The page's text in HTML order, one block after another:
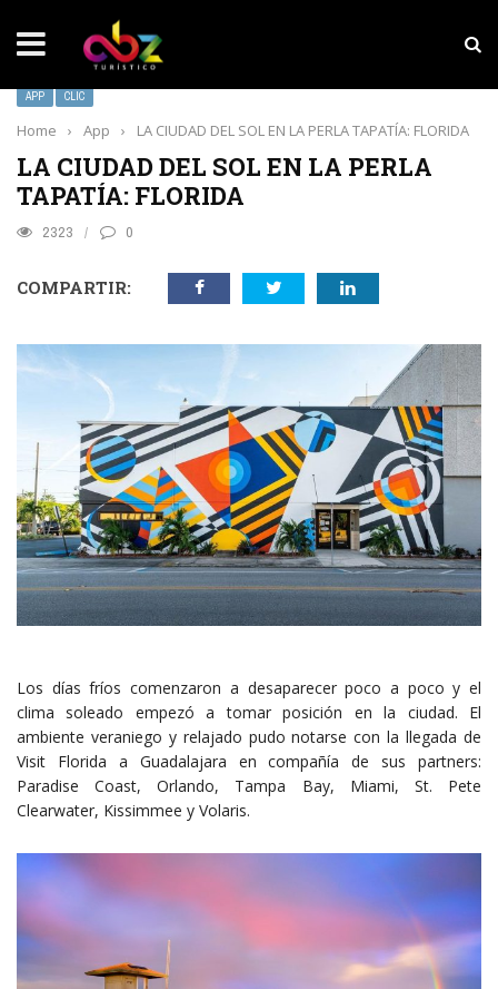
NOTICIAS SOBRESALIENTES
APP CLIC
Home › App › LA CIUDAD DEL SOL EN LA PERLA TAPATÍA: FLORIDA
LA CIUDAD DEL SOL EN LA PERLA
TAPATÍA: FLORIDA
2323 0
COMPARTIR:
Los días fríos comenzaron a desaparecer poco a poco y el
clima soleado empezó a tomar posición en la ciudad. El
ambiente veraniego y relajado pudo notarse con la llegada de
Visit Florida a Guadalajara en compañía de sus partners:
Paradise Coast, Orlando, Tampa Bay, Miami, St. Pete
Clearwater, Kissimmee y Volaris.